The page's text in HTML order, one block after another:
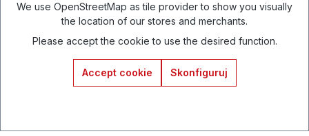
We use OpenStreetMap as tile provider to show you visually
the location of our stores and merchants.
Please accept the cookie to use the desired function.
Accept cookie Skonfiguruj